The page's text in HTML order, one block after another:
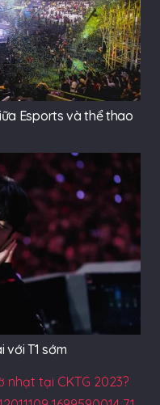
Esports và thể thao
với T1 sớm